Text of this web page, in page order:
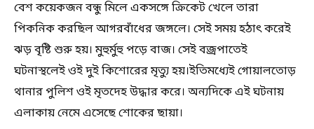
বেশ কয়েকজন বন্ধু মিলে একসঙ্গে ক্রিকেট খেলে তারা
পিকনিক করছিল আগরবাঁধের জঙ্গলে। সেই সময় হঠাৎ করেই
ঝড় বৃষ্টি শুরু হয়। মুহুর্মুহু পড়ে বাজ। সেই বজ্রপাতেই
ঘটনাস্থলেই ওই দুই কিশোরের মৃত্যু হয়।ইতিমধ্যেই গোয়ালতোড়
থানার পুলিশ ওই মৃতদেহ উদ্ধার করে। অন্যদিকে এই ঘটনায়
এলাকায় নেমে এসেছে শোকের ছায়া।